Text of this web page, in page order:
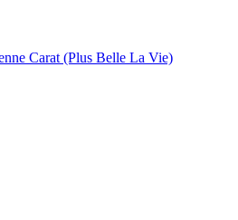
Carat (Plus Belle La Vie)